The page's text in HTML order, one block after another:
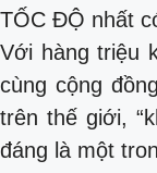
TỐC ĐỘ nhất
Với hàng triệu
cùng cộng
trên thế giới,
đáng là một